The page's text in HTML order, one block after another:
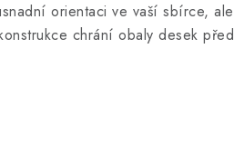
orientaci ve vaší sbírce, ale
chrání obaly desek před